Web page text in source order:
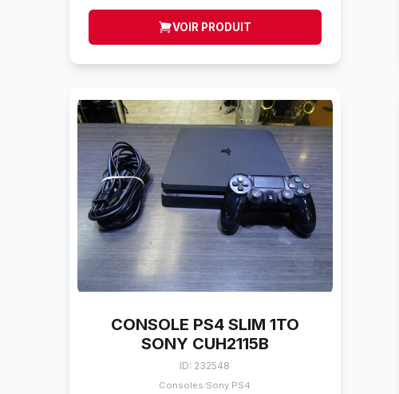
VOIR PRODUIT
CONSOLE PS4 SLIM 1TO
SONY CUH2115B
ID: 232548
Consoles/Sony PS4